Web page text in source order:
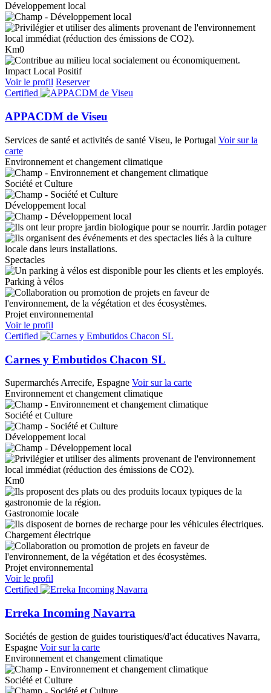
Développement local
Km0
Impact Local Positif
Voir le profil Reserver
Certified
APPACDM de Viseu
Services de santé et activités de santé Viseu, le Portugal Voir sur la
carte
Environnement et changement climatique
Société et Culture
Développement local
Jardin potager
Spectacles
Parking à vélos
Projet environnemental
Voir le profil
Certified
Carnes y Embutidos Chacon SL
Supermarchés Arrecife, Espagne Voir sur la carte
Environnement et changement climatique
Société et Culture
Développement local
Km0
Gastronomie locale
Chargement électrique
Projet environnemental
Voir le profil
Certified
Erreka Incoming Navarra
Sociétés de gestion de guides touristiques/d'act éducatives Navarra,
Espagne Voir sur la carte
Environnement et changement climatique
Société et Culture